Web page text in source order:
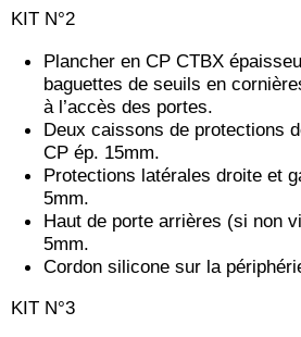
KIT N°2
Plancher en CP CTBX
baguettes de seuils en
à l’accès des portes.
Deux caissons de protections
CP ép. 15mm.
Protections latérales droite et
5mm.
Haut de porte arrières (si non
5mm.
Cordon silicone sur la
KIT N°3